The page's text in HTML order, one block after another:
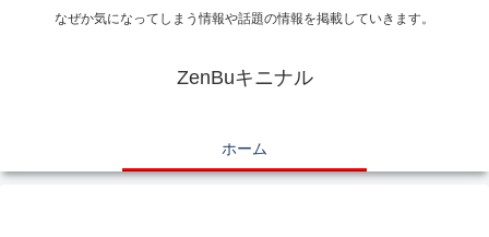
なぜか気になってしまう情報や話題の情報を掲載していきます。
ZenBuキニナル
ホーム